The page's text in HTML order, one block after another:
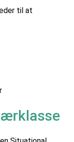
til at